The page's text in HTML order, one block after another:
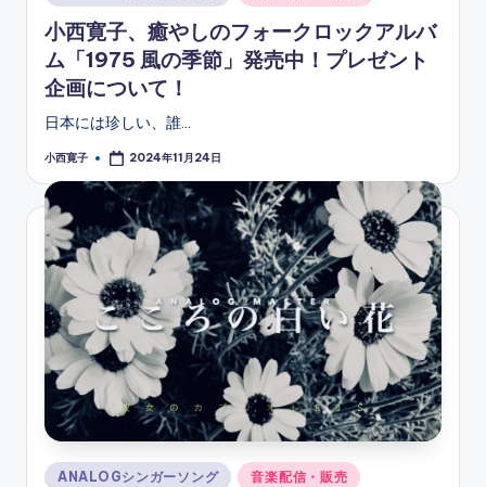
in
小西寛子、癒やしのフォークロックアルバ
ム「1975 風の季節」発売中！プレゼント
企画について！
日本には珍しい、誰…
Posted
小西寛子 2024年11月24日
Posted
ANALOGシンガーソング 音楽配信・販売